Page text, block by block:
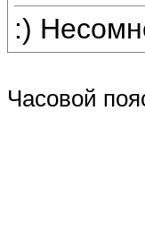
:)
Часовой